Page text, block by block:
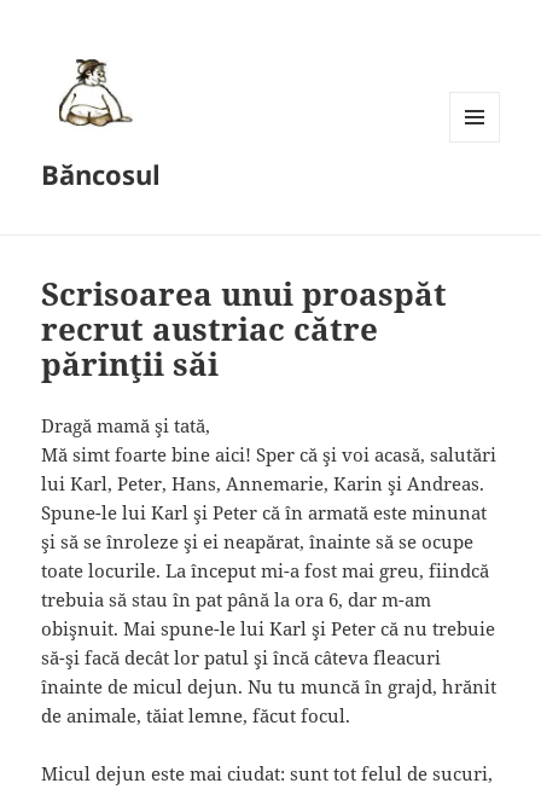
Băncosul
Scrisoarea unui proaspăt
recrut austriac către
părinţii săi
Dragă mamă şi tată,
Mă simt foarte bine aici! Sper că şi voi acasă, salutări
lui Karl, Peter, Hans, Annemarie, Karin şi Andreas.
Spune-le lui Karl şi Peter că în armată este minunat
şi să se înroleze şi ei neapărat, înainte să se ocupe
toate locurile. La început mi-a fost mai greu, fiindcă
trebuia să stau în pat până la ora 6, dar m-am
obişnuit. Mai spune-le lui Karl şi Peter că nu trebuie
să-şi facă decât lor patul şi încă câteva fleacuri
înainte de micul dejun. Nu tu muncă în grajd, hrănit
de animale, tăiat lemne, făcut focul.
Micul dejun este mai ciudat: sunt tot felul de sucuri,